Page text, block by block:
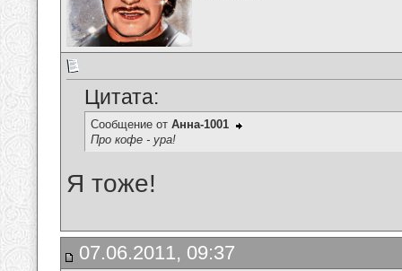
Цитата:
Сообщение от Анна-1001
Про кофе - ура!
Я тоже!
07.06.2011, 09:37